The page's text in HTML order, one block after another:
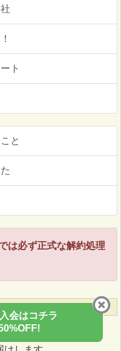
ト
と
は必ず正式な解約処理
円ＯＦＦ!?
会はコチラ